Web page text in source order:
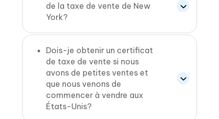
de la taxe de vente de New
York?
Dois-je obtenir un certificat
de taxe de vente si nous
avons de petites ventes et
que nous venons de
commencer à vendre aux
États-Unis?